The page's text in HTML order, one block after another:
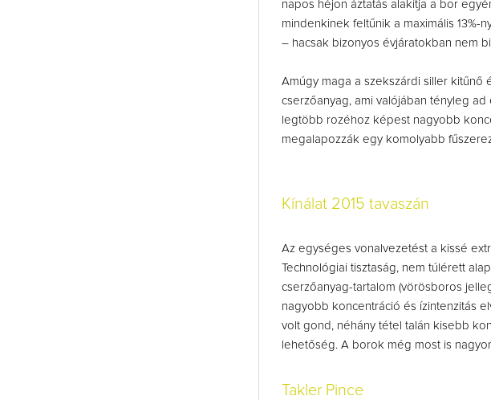
napos héjon áztatás alakítja a bor
mindenkinek feltűnik a maximális 13%-
– hacsak bizonyos évjáratokban nem
Amúgy maga a szekszárdi siller
cserzőanyag, ami valójában tényleg
legtöbb rozéhoz képest nagyobb
megalapozzák egy komolyabb
Kínálat 2015 tavaszán
Az egységes vonalvezetést a kissé
Technológiai tisztaság, nem túlérett
cserzőanyag-tartalom (vörösboros
nagyobb koncentráció és ízintenzitás
volt gond, néhány tétel talán kisebb
lehetőség. A borok még most is
Takler Pince